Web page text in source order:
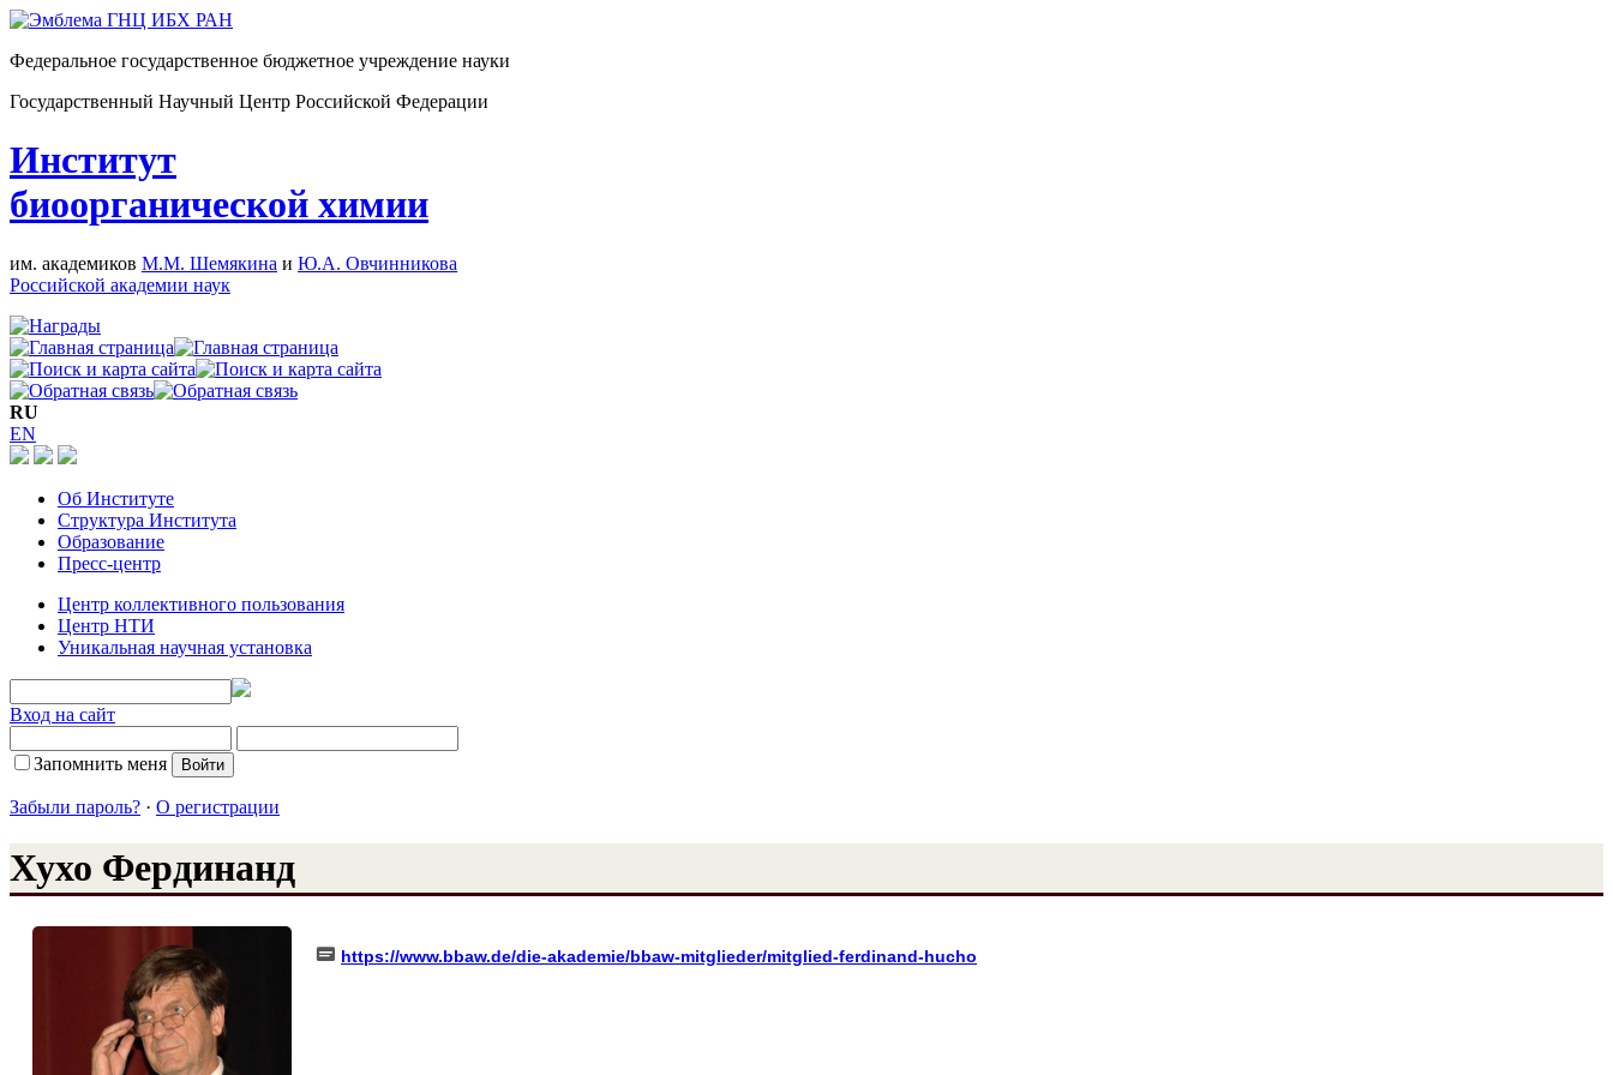
Федеральное государственное бюджетное учреждение науки
Государственный Научный Центр Российской Федерации
Институт
биоорганической химии
им. академиков М.М. Шемякина и Ю.А. Овчинникова
Российской академии наук
RU
EN
Об Институте
Структура Института
Образование
Пресс-центр
Центр коллективного пользования
Центр НТИ
Уникальная научная установка
Вход на сайт
Запомнить меня
Забыли пароль? · О регистрации
Хухо Фердинанд
https://www.bbaw.de/die-akademie/bbaw-mitglieder/mitglied-ferdinand-hucho